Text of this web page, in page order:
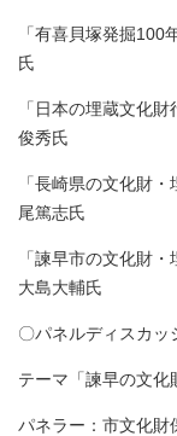
「有喜貝塚発掘
氏
「日本の埋蔵文
俊秀氏
「長崎県の文化財
尾篤志氏
「諫早市の文化財
大島大輔氏
〇パネルディスカ
テーマ「諫早の文化
パネラー：市文化財